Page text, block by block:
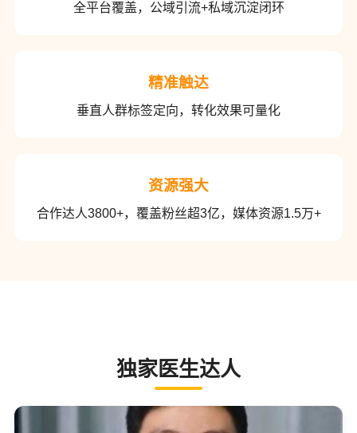
全平台覆盖，公域引流+私域沉淀闭环
精准触达
垂直人群标签定向，转化效果可量化
资源强大
合作达人3800+，覆盖粉丝超3亿，媒体资源1.5万+
独家医生达人